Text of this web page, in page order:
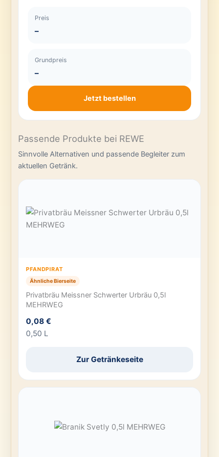
Preis
–
Grundpreis
–
Jetzt bestellen
Passende Produkte bei REWE
Sinnvolle Alternativen und passende Begleiter zum
aktuellen Getränk.
PFANDPIRAT
Ähnliche Bierseite
Privatbräu Meissner Schwerter Urbräu 0,5l
MEHRWEG
0,08 €
0,50 L
Zur Getränkeseite